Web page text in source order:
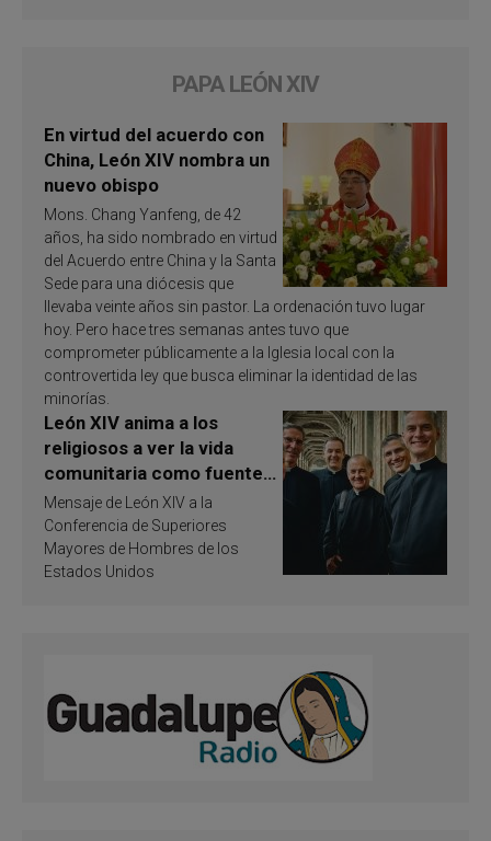
PAPA LEÓN XIV
En virtud del acuerdo con
China, León XIV nombra un
nuevo obispo
Mons. Chang Yanfeng, de 42
años, ha sido nombrado en virtud
del Acuerdo entre China y la Santa
Sede para una diócesis que
llevaba veinte años sin pastor. La ordenación tuvo lugar
hoy. Pero hace tres semanas antes tuvo que
comprometer públicamente a la Iglesia local con la
controvertida ley que busca eliminar la identidad de las
minorías.
León XIV anima a los
religiosos a ver la vida
comunitaria como fuente
de inspiración y
santificación
Mensaje de León XIV a la
Conferencia de Superiores
Mayores de Hombres de los
Estados Unidos